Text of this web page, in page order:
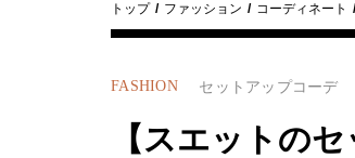
トップ ファッション コーディネート
FASHION セットアップコーデ
【スエットの